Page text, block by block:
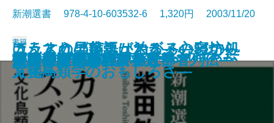
日本人はなぜ日本を愛せないのか
発酵は錬金術である
「里」という思想
あの航空機事故はこうして起きた
江戸の閨房術
仏教に学ぶ老い方・死に方
ギャンブル依存とたたかう
水の健康学
痛みと身体の心理学
こうすれば病気は治る―心とから
だの免疫学―
新潮選書 978-4-10-603532-6 1,320円 2003/11/20
書籍
カラスの早起き、スズメの寝坊―
文化鳥類学のおもしろさ―
天才の栄光と挫折―数学者列伝―
日本・日本語・日本人
ほんとうの英語がわかる―51の処
方箋―
歴史を考えるヒント
全身落語家読本
スコッチ三昧
英語教師 夏目漱石
漱石とその時代 第五部
書に通ず